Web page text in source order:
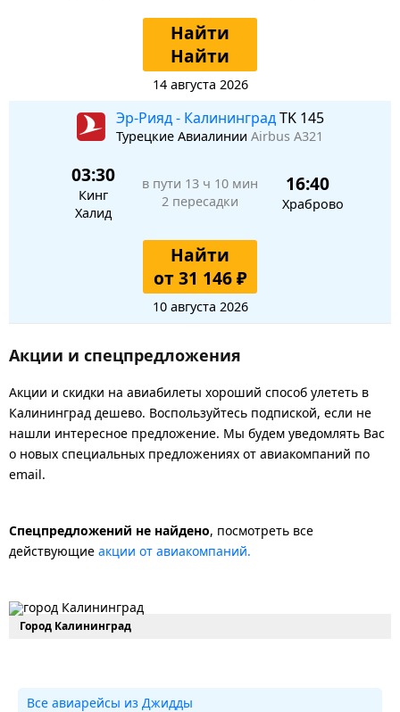
Найти
Найти
14 августа 2026
Эр-Рияд - КалининградTK 145
Турецкие Авиалинии Airbus A321
03:30
Кинг
Халид
в пути 13 ч 10 мин
2 пересадки
16:40
Храброво
Найти
от 31 146 ₽
10 августа 2026
Акции и спецпредложения
Акции и скидки на авиабилеты хороший способ улететь в
Калининград дешево. Воспользуйтесь подпиской, если не
нашли интересное предложение. Мы будем уведомлять Вас
о новых специальных предложениях от авиакомпаний по
email.
Спецпредложений не найдено, посмотреть все
действующие акции от авиакомпаний.
Город Калининград
Все авиарейсы из Джидды